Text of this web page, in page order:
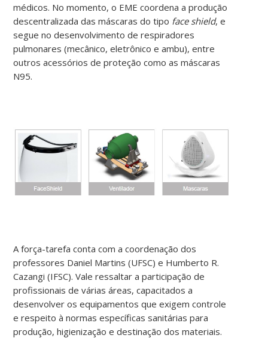
médicos. No momento, o EME coordena a produção
descentralizada das máscaras do tipo face shield, e
segue no desenvolvimento de respiradores
pulmonares (mecânico, eletrônico e ambu), entre
outros acessórios de proteção como as máscaras
N95.
A força-tarefa conta com a coordenação dos
professores Daniel Martins (UFSC) e Humberto R.
Cazangi (IFSC). Vale ressaltar a participação de
profissionais de várias áreas, capacitados a
desenvolver os equipamentos que exigem controle
e respeito à normas específicas sanitárias para
produção, higienização e destinação dos materiais.